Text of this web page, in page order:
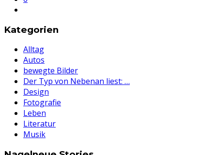
Kategorien
Alltag
Autos
bewegte Bilder
Der Typ von Nebenan liest: …
Design
Fotografie
Leben
Literatur
Musik